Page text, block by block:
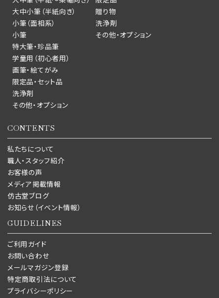
大中小筆（半紙向き）
小筆（面相系）
小筆
特大筆・珍品筆
学童用（初心者用）
画筆・絵てがみ
限定品・セット品
洗浄剤
その他・オプション
贈り物
洗浄剤
その他・オプション
CONTENTS
私たちについて
職人・スタッフ紹介
お客様の声
メディア掲載情報
仿古堂ブログ
お知らせ（イベント情報）
GUIDELINES
ご利用ガイド
お問い合わせ
メールマガジン登録
特定商取引法について
プライバシーポリシー